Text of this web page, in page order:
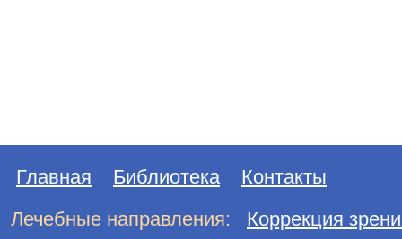
Главная Библиотека
Контакты
Лечебные направления:
Коррекция